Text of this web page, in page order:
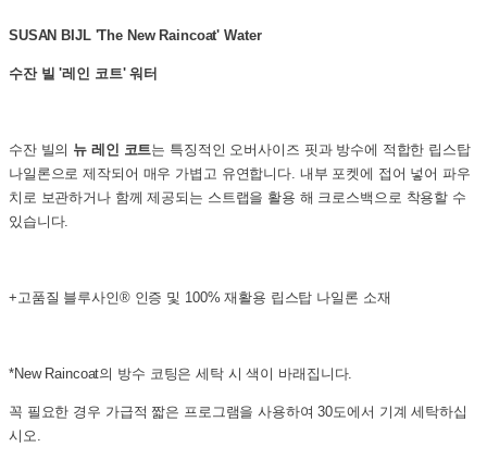
SUSAN BIJL 'The New Raincoat' Water
수잔 빌 '레인 코트' 워터
수잔 빌의 뉴 레인 코트는 특징적인 오버사이즈 핏과 방수에 적합한 립스탑
나일론으로 제작되어 매우 가볍고 유연합니다. 내부 포켓에 접어 넣어 파우
치로 보관하거나 함께 제공되는 스트랩을 활용 해 크로스백으로 착용할 수
있습니다.
+고품질 블루사인® 인증 및 100% 재활용 립스탑 나일론 소재
*New Raincoat의 방수 코팅은 세탁 시 색이 바래집니다.
꼭 필요한 경우 가급적 짧은 프로그램을 사용하여 30도에서 기계 세탁하십
시오.